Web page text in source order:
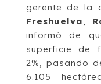
gerente de la
Freshuelva,
informó de
superficie de
2%, pasando
6.105